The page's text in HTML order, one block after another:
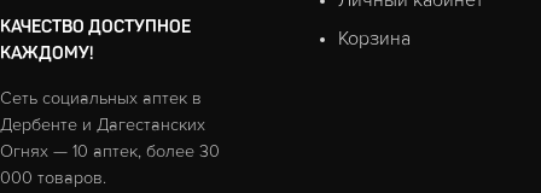
КАЧЕСТВО ДОСТУПНОЕ
КАЖДОМУ!
Сеть социальных аптек в
Дербенте и Дагестанских
Огнях — 10 аптек, более 30
000 товаров.
Корзина